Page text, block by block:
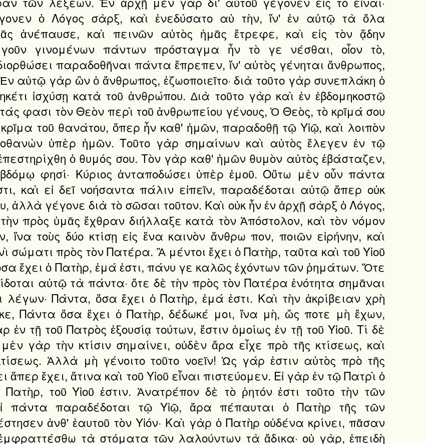
ὁ Λόγος σὰρξ, καὶ ἐνεδύσατο αὐ τὴν, ἵν' ἐν αὐτῷ τὰ ὅλα
ἀνέπαυσε, καὶ πεινῶν αὐτὸς ἡμᾶς ἔτρεφε, καὶ εἰς τὸν ᾅδην
γινομένων πάντων πρόσταγμα ἦν τὸ γε νέσθαι, οἶον τὸ,
παραδοθῆναι πάντα ἔπρεπεν, ἵν' αὐτὸς γένηται ἄνθρωπος,
αὐτῷ γὰρ ὢν ὁ ἄνθρωπος, ἐζωοποιεῖτο· διὰ τοῦτο γὰρ συνεπλάκη ὁ
ἰσχύσῃ κατὰ τοῦ ἀνθρώπου. ∆ιὰ τοῦτο γὰρ καὶ ἐν ἑβδομηκοστῷ
φασι τὸν Θεὸν περὶ τοῦ ἀνθρωπείου γένους, Ὁ Θεὸς, τὸ κρῖμά σου
τοῦ θανάτου, ὅπερ ἦν καθ' ἡμῶν, παραδοθῇ τῷ Υἱῷ, καὶ λοιπὸν
ὑπὲρ ἡμῶν. Τοῦτο γὰρ σημαίνων καὶ αὐτὸς ἔλεγεν ἐν τῷ
ὁ θυμός σου. Τὸν γὰρ καθ' ἡμῶν θυμὸν αὐτὸς ἐβάσταζεν,
φησί· Κύριος ἀνταποδώσει ὑπὲρ ἐμοῦ. Οὕτω μὲν οὖν πάντα
καὶ εἰ δεῖ νοήσαντα πάλιν εἰπεῖν, παραδέδοται αὐτῷ ἅπερ οὐκ
ἀλλὰ γέγονε διὰ τὸ σῶσαι τοῦτον. Καὶ οὐκ ἦν ἐν ἀρχῇ σὰρξ ὁ Λόγος,
πρὸς ὑμᾶς ἔχθραν διήλλαξε κατὰ τὸν Ἀπόστολον, καὶ τὸν νόμον
τοὺς δύο κτίσῃ εἰς ἕνα καινὸν ἄνθρω πον, ποιῶν εἰρήνην, καὶ
σώματι πρὸς τὸν Πατέρα. Ἃ μέντοι ἔχει ὁ Πατὴρ, ταῦτα καὶ τοῦ Υἱοῦ
ἔχει ὁ Πατὴρ, ἐμά ἐστι, πάνυ γε καλῶς ἐχόντων τῶν ῥημάτων. Ὅτε
αὐτῷ τὰ πάντα· ὅτε δὲ τὴν πρὸς τὸν Πατέρα ἑνότητα σημᾶναι
λέγων· Πάντα, ὅσα ἔχει ὁ Πατὴρ, ἐμά ἐστι. Καὶ τὴν ἀκρίβειαν χρὴ
Πάντα ὅσα ἔχει ὁ Πατὴρ, δέδωκέ μοι, ἵνα μὴ, ὥς ποτε μὴ ἔχων,
τῇ τοῦ Πατρὸς ἐξουσίᾳ τούτων, ἔστιν ὁμοίως ἐν τῇ τοῦ Υἱοῦ. Τί δὲ
γὰρ τὴν κτίσιν σημαίνει, οὐδὲν ἄρα εἶχε πρὸ τῆς κτίσεως, καὶ
Ἀλλὰ μὴ γένοιτο τοῦτο νοεῖν! Ὡς γάρ ἐστιν αὐτὸς πρὸ τῆς
ἅπερ ἔχει, ἅτινα καὶ τοῦ Υἱοῦ εἶναι πιστεύομεν. Εἰ γὰρ ἐν τῷ Πατρὶ ὁ
τοῦ Υἱοῦ ἐστιν. Ἀνατρέπον δὲ τὸ ῥητόν ἐστι τοῦτο τὴν τῶν
πάντα παραδέδοται τῷ Υἱῷ, ἄρα πέπαυται ὁ Πατὴρ τῆς τῶν
ἀνθ' ἑαυτοῦ τὸν Υἱόν· Καὶ γὰρ ὁ Πατὴρ οὐδένα κρίνει, πᾶσαν
τὰ στόματα τῶν λαλούντων τὰ ἄδικα· οὐ γὰρ, ἐπειδὴ